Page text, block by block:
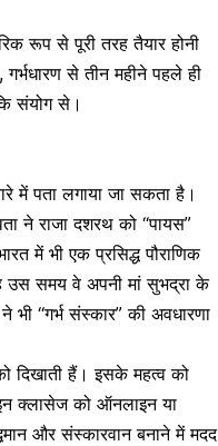
रूप से पूरी तरह तैयार होनी
से तीन महीने पहले ही
संयोग से।
में पता लगाया जा सकता है।
ने राजा दशरथ को “पायस”
में भी एक प्रसिद्ध पौराणिक
उस समय वे अपनी मां सुभद्रा के
भी “गर्भ संस्कार” की अवधारणा
दिखाती हैं। इसके महत्व को
क्लासेज को ऑनलाइन या
और संस्कारवान बनाने में मदद